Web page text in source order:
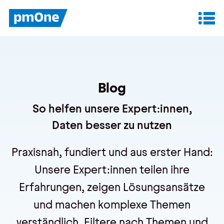
Blog
So helfen unsere Expert:innen,
Daten besser zu nutzen
Praxisnah, fundiert und aus erster Hand:
Unsere Expert:innen teilen ihre
Erfahrungen, zeigen Lösungsansätze
und machen komplexe Themen
Datenanalyse & Reporting
Finanzplanung & Controlling
IT-Betrieb & Support
Insights
Anwenderberichte
Whitepaper
Blog